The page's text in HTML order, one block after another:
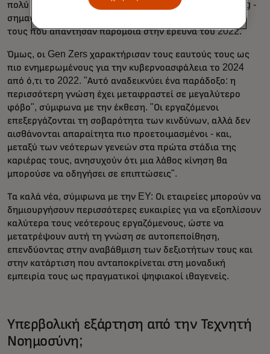
πολύ σίγουροι για τον εντοπισμό προσπαθειών phishing -
σημαντικά χαμηλότερα από τα 40% της συνομοταξίας
τους που απάντησαν παρόμοια στην έρευνα του 2022.
Όμως, οι Gen Zers χαρακτήρισαν τους εαυτούς τους ως
πιο ενημερωμένους για την κυβερνοασφάλεια το 2024
από ό,τι το 2022. "Αυτό αναδεικνύει ένα παράδοξο: η
περισσότερη γνώση έχει μεταφραστεί σε μεγαλύτερο
φόβο", σύμφωνα με την έκθεση. "Οι εργαζόμενοι
επεξεργάζονται τη σοβαρότητα των κινδύνων, αλλά δεν
αισθάνονται απαραίτητα πιο προετοιμασμένοι - και,
μεταξύ των νεότερων γενεών στα πρώτα στάδια της
καριέρας τους, ανησυχούν ότι μια λάθος κίνηση θα
μπορούσε να οδηγήσει σε επιπτώσεις".
Τα καλά νέα, σύμφωνα με την EY: Οι εταιρείες μπορούν να
δημιουργήσουν περισσότερες ευκαιρίες για να εξοπλίσουν
καλύτερα τους νεότερους εργαζόμενους, ώστε να
μετατρέψουν αυτή τη γνώση σε αυτοπεποίθηση,
επενδύοντας στην αναβάθμιση των δεξιοτήτων τους και
στην κατάρτιση που ανταποκρίνεται στη μοναδική
εμπειρία τους ως πραγματικοί ψηφιακοί ιθαγενείς.
Υπερβολική εξάρτηση από την Τεχνητή
Νοημοσύνη;